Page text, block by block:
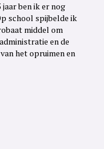
jaar ben ik er nog
school spijbelde ik
middel om
en de
het opruimen en